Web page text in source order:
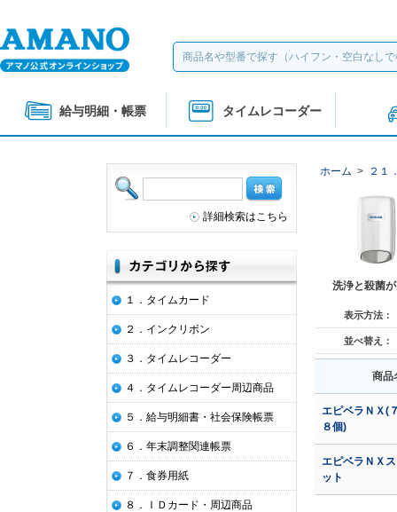
給与明細・帳票 タイムレコーダー
ホーム > ２１
洗浄と殺菌
表示方法：
並べ替え：
商品
エピベラＮＸ(
８個)
エピベラＮＸ
ット
詳細検索はこちら
１．タイムカード
２．インクリボン
３．タイムレコーダー
４．タイムレコーダー周辺商品
５．給与明細書・社会保険帳票
６．年末調整関連帳票
７．食券用紙
８．ＩＤカード・周辺商品